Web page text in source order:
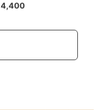
4,400